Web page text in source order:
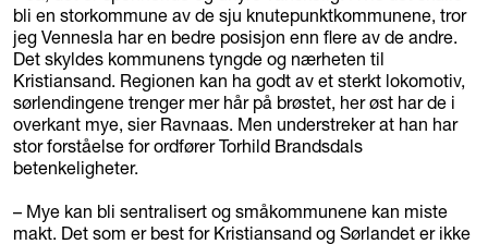
bli en storkommune av de sju knutepunktkommunene, tror
jeg Vennesla har en bedre posisjon enn flere av de andre.
Det skyldes kommunens tyngde og nærheten til
Kristiansand. Regionen kan ha godt av et sterkt lokomotiv,
sørlendingene trenger mer hår på brøstet, her øst har de i
overkant mye, sier Ravnaas. Men understreker at han har
stor forståelse for ordfører Torhild Brandsdals
betenkeligheter.
– Mye kan bli sentralisert og småkommunene kan miste
makt. Det som er best for Kristiansand og Sørlandet er ikke